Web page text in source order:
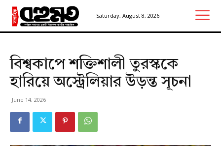
Saturday, August 8, 2026
বিশ্বকাপে শক্তিশালী তুরস্ককে
হারিয়ে অস্ট্রেলিয়ার উড়ন্ত সূচনা
June 14, 2026